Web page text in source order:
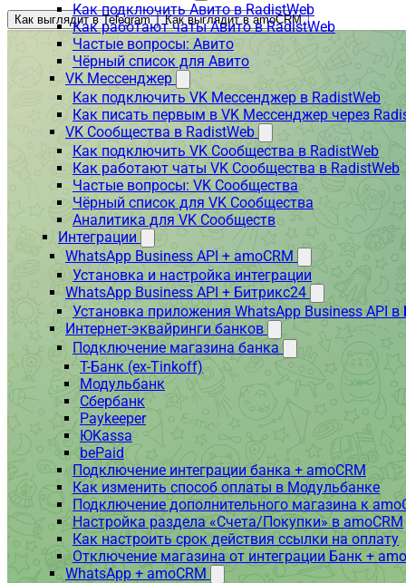
Как подключить Авито в RadistWeb
Как работают чаты Авито в RadistWeb
Частые вопросы: Авито
Чёрный список для Авито
VK Мессенджер
Как подключить VK Мессенджер в RadistWeb
Как писать первым в VK Мессенджер через
VK Сообщества в RadistWeb
Как подключить VK Сообщества в RadistWeb
Как работают чаты VK Сообщества в RadistWeb
Частые вопросы: VK Сообщества
Чёрный список для VK Сообщества
Аналитика для VK Сообществ
Интеграции
WhatsApp Business API + amoCRM
Установка и настройка интеграции
WhatsApp Business API + Битрикс24
Установка приложения WhatsApp Business API
Интернет-эквайринги банков
Подключение магазина банка
Т-Банк (ex-Tinkoff)
Модульбанк
Сбербанк
Paykeeper
ЮKassa
bePaid
Подключение интеграции банка + amoCRM
Как изменить способ оплаты в Модульбанке
Подключение дополнительного магазина к
Настройка раздела «Счета/Покупки» в amoCRM
Как настроить срок действия ссылки на оплату
Отключение магазина от интеграции Банк +
WhatsApp + amoCRM
Как выглядит в Telegram Как выглядит в amoCRM